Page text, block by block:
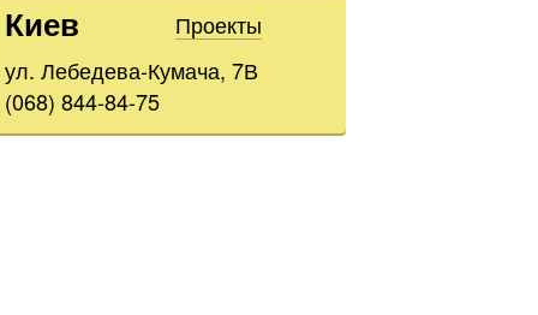
Киев
Проекты
ул. Лебедева-Кумача, 7В
(068) 844-84-75